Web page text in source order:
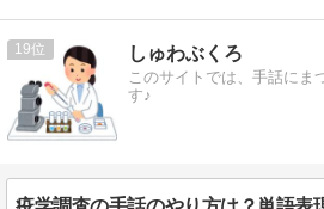
19 しゅわぶくろ
このサイトでは、手話にま
す♪